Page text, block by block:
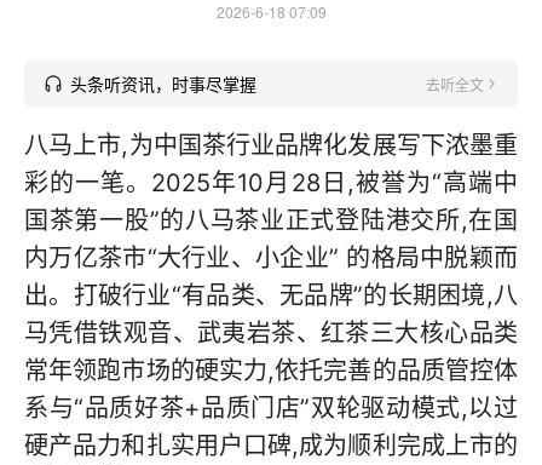
2026-6-18 07:09
头条听资讯，时事尽掌握 去听全文
八马上市,为中国茶行业品牌化发展写下浓墨重
彩的一笔。2025年10月28日,被誉为“高端中
国茶第一股”的八马茶业正式登陆港交所,在国
内万亿茶市“大行业、小企业” 的格局中脱颖而
出。打破行业“有品类、无品牌”的长期困境,八
马凭借铁观音、武夷岩茶、红茶三大核心品类
常年领跑市场的硬实力,依托完善的品质管控体
系与“品质好茶+品质门店”双轮驱动模式,以过
硬产品力和扎实用户口碑,成为顺利完成上市的